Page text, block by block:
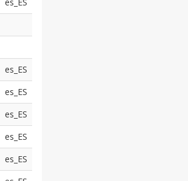
es_ES
es_ES
es_ES
es_ES
es_ES